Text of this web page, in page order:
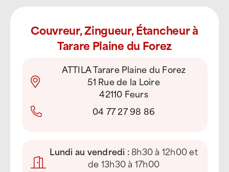
Couvreur, Zingueur, Étancheur à
Tarare Plaine du Forez
ATTILA Tarare Plaine du Forez
51 Rue de la Loire
42110 Feurs
04 77 27 98 86
Lundi au vendredi :8h30 à 12h00 et
de 13h30 à 17h00